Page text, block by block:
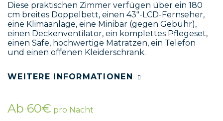
Diese praktischen Zimmer verfügen über ein 180
cm breites Doppelbett, einen 43"-LCD-Fernseher,
eine Klimaanlage, eine Minibar (gegen Gebühr),
einen Deckenventilator, ein komplettes Pflegeset,
einen Safe, hochwertige Matratzen, ein Telefon
und einen offenen Kleiderschrank.
WEITERE INFORMATIONEN
Ab 60€ pro Nacht